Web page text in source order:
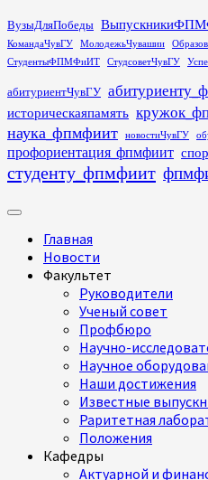
Перейти
к
содержимому
ВузыДляПобеды
КомандаЧувГУ
МолодежьЧувашии
СтудентыФПМФиИТ
СтудсоветЧувГУ
абитуриентЧувГУ
историческаяпамять
наука_фпмфиит новостиЧувГУ
профориентация_фпмфиит
студенту_фпмфиит
Основное
Главная
Новости
Факультет
Руководители
Ученый совет
Профбюро
Научно-
Научное
Наши достижения
Известные
Раритетная
Положения
Кафедры
Актуарной и